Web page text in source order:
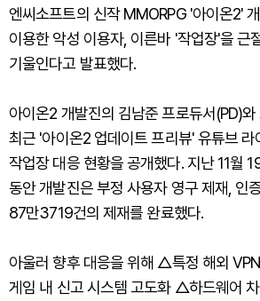
엔씨소프트의 신작 MMORPG '아이온2'
이용한 악성 이용자, 이른바 '작업장'을 근
기울인다고 발표했다.
아이온2 개발진의 김남준 프로듀서(PD)
최근 '아이온2 업데이트 프리뷰' 유튜브 라
작업장 대응 현황을 공개했다. 지난 11월
동안 개발진은 부정 사용자 영구 제재, 인
87만3719건의 제재를 완료했다.
아울러 향후 대응을 위해 △특정 해외
게임 내 신고 시스템 고도화 △하드웨어